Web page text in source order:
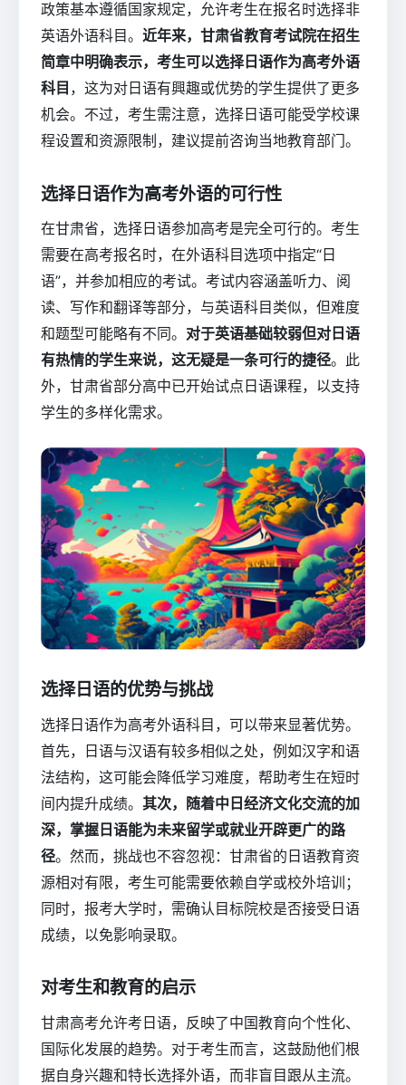
政策基本遵循国家规定，允许考生在报名时选择非
英语外语科目。 近年来，甘肃省教育考试院在招生
简章中明确表示，考生可以选择日语作为高考外语
科目 ，这为对日语有興趣或优势的学生提供了更多
机会。不过，考生需注意，选择日语可能受学校课
程设置和资源限制，建议提前咨询当地教育部门。
选择日语作为高考外语的可行性
在甘肃省，选择日语参加高考是完全可行的。考生
需要在高考报名时，在外语科目选项中指定“日
语”，并参加相应的考试。考试内容涵盖听力、阅
读、写作和翻译等部分，与英语科目类似，但难度
和题型可能略有不同。 对于英语基础较弱但对日语
有热情的学生来说，这无疑是一条可行的捷径。此
外，甘肃省部分高中已开始试点日语课程，以支持
学生的多样化需求。
选择日语的优势与挑战
选择日语作为高考外语科目，可以带来显著优势。
首先，日语与汉语有较多相似之处，例如汉字和语
法结构，这可能会降低学习难度，帮助考生在短时
间内提升成绩。 其次，随着中日经济文化交流的加
深，掌握日语能为未来留学或就业开辟更广的路
径。然而，挑战也不容忽视：甘肃省的日语教育资
源相对有限，考生可能需要依赖自学或校外培训；
同时，报考大学时，需确认目标院校是否接受日语
成绩，以免影响录取。
对考生和教育的启示
甘肃高考允许考日语，反映了中国教育向个性化、
国际化发展的趋势。对于考生而言，这鼓励他们根
据自身兴趣和特长选择外语，而非盲目跟从主流。